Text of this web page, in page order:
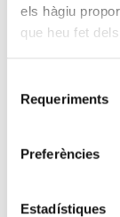
els hàgiu
que heu fet
Requeriments
Preferències
Estadístiques
4.100
La
créixer el